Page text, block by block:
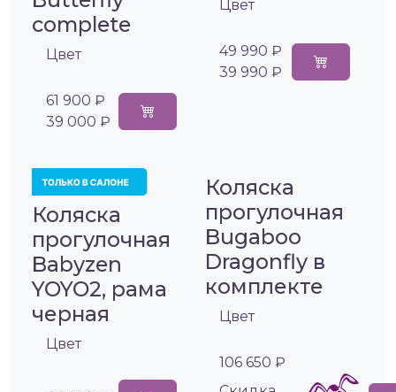
complete
Цвет
61 900 ₽
39 000 ₽
Цвет
49 990 ₽
39 990 ₽
Коляска
прогулочная
Babyzen
YOYO2, рама
черная
Цвет
Коляска
прогулочная
Bugaboo
Dragonfly в
комплекте
Цвет
106 650 ₽